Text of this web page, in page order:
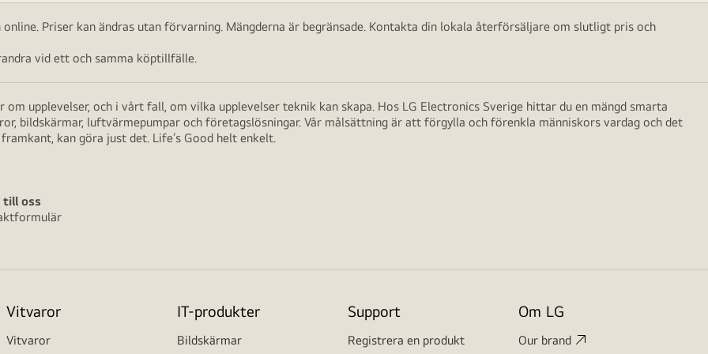
Priser kan ändras utan förvarning. Mängderna är begränsade. Kontakta din lokala återförsäljare om slutligt pris och
vid ett och samma köptillfälle.
upplevelser, och i vårt fall, om vilka upplevelser teknik kan skapa. Hos LG Electronics Sverige hittar du en mängd smarta
bildskärmar, luftvärmepumpar och företagslösningar. Vår målsättning är att förgylla och förenkla människors vardag och det
kan göra just det. Life’s Good helt enkelt.
till oss
Vitvaror
Vitvaror
IT-produkter
Bildskärmar
Support
Registrera en produkt
Om LG
Our brand